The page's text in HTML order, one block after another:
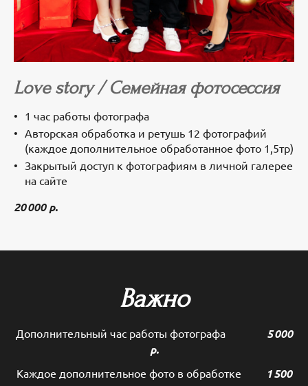
Love story / Семейная фотосессия
1 час работы фотографа
Авторская обработка и ретушь 12 фотографий
(каждое дополнительное обработанное фото 1,5тр)
Закрытый доступ к фотографиям в личной галерее
на сайте
20 000 р.
Важно
Дополнительный час работы фотографа 5 000
р.
Каждое дополнительное фото в обработке 1 500